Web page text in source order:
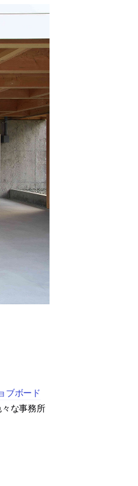
ブボード
な事務所